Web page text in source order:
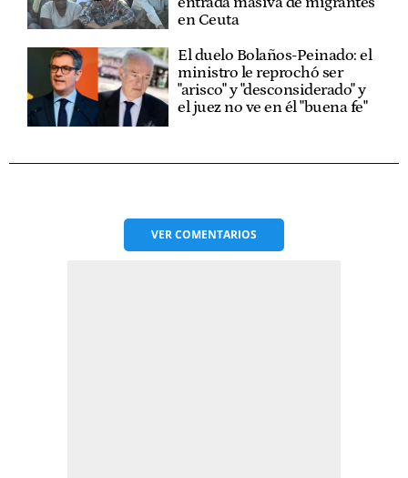
en Ceuta
El duelo Bolaños-Peinado: el
ministro le reprochó ser
"arisco" y "desconsiderado" y
el juez no ve en él "buena fe"
VERCOMENTARIOS